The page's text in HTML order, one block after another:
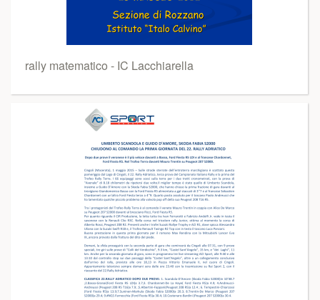
rally matematico - IC Lacchiarella